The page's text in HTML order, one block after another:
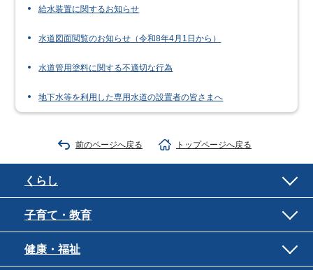
給水装置に関するお知らせ
水道図面閲覧のお知らせ（令和8年4月1日から）
水道管用塗料に関する不適切な行為
地下水等を利用した専用水道の設置者の皆さまへ
前のページへ戻る トップページへ戻る
くらし
子育て・教育
健康・福祉